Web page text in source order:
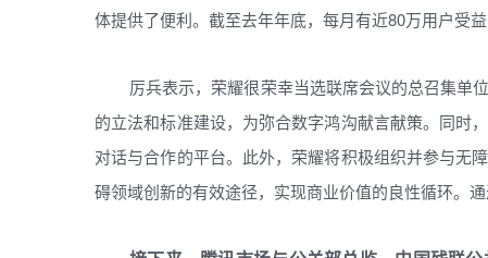
体提供了便利。截至去年年底，每月有近80万用户受
厉兵表示，荣耀很荣幸当选联席会议的总召集单
的立法和标准建设，为弥合数字鸿沟献言献策。同时
对话与合作的平台。此外，荣耀将积极组织并参与无
碍领域创新的有效途径，实现商业价值的良性循环。